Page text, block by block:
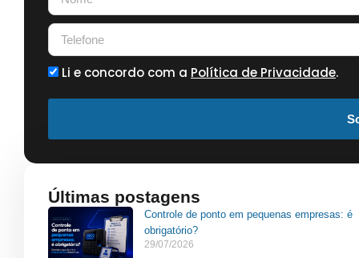
Li e concordo com a Política de Privacidade.
Últimas postagens
Controle de ponto em pequenas empresas: é
obrigatório?
29/07/2026